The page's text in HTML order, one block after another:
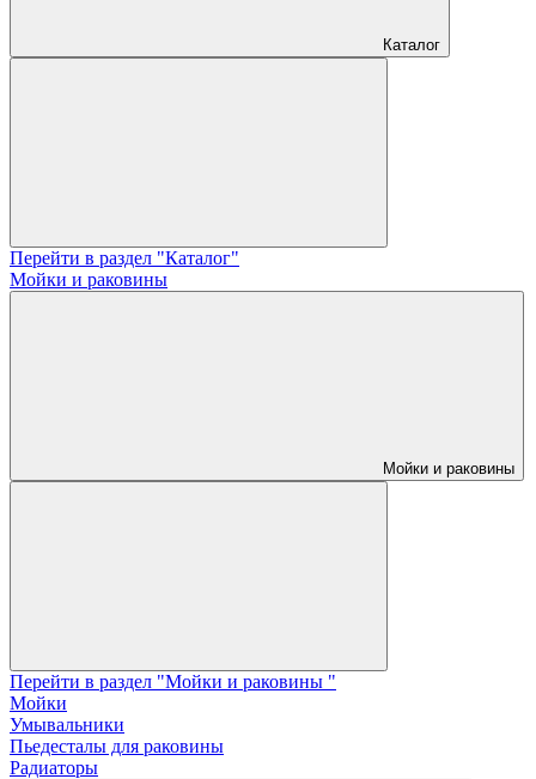
Каталог
Перейти в раздел "Каталог"
Мойки и раковины
Мойки и раковины
Перейти в раздел "Мойки и раковины "
Мойки
Умывальники
Пьедесталы для раковины
Радиаторы